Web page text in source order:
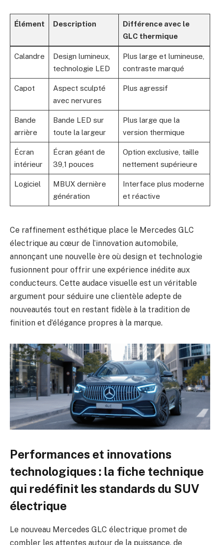
Élément Description
Différence avec le
GLC thermique
Calandre
Design lumineux,
technologie LED
Plus large et lumineuse,
contraste marqué
Capot
Aspect sculpté
avec nervures
Plus agressif
Bande
arrière
Bande LED sur
toute la largeur
Plus large que la
version thermique
Écran
intérieur
Écran géant de
39,1 pouces
Option exclusive, taille
nettement supérieure
Logiciel
MBUX dernière
génération
Interface plus moderne
et réactive
Ce raffinement esthétique place le Mercedes GLC
électrique au cœur de l’innovation automobile,
annonçant une nouvelle ère où design et technologie
fusionnent pour offrir une expérience inédite aux
conducteurs. Cette audace visuelle est un véritable
argument pour séduire une clientèle adepte de
nouveautés tout en restant fidèle à la tradition de
finition et d’élégance propres à la marque.
Performances et innovations
technologiques : la fiche technique
qui redéfinit les standards du SUV
électrique
Le nouveau Mercedes GLC électrique promet de
combler les attentes autour de la puissance, de